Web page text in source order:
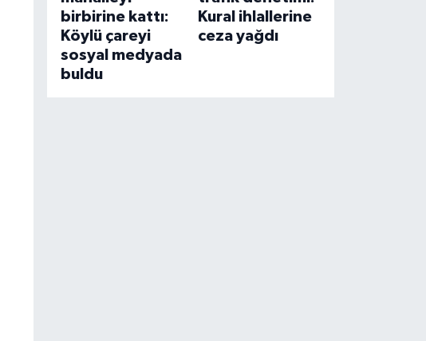
birbirine kattı:
Köylü çareyi
sosyal medyada
buldu
Kural ihlallerine
ceza yağdı